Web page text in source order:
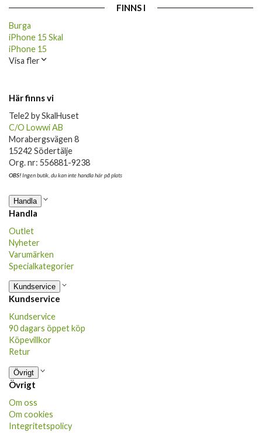
FINNS I
Burga
iPhone 15 Skal
iPhone 15
Visa fler
Här finns vi
Tele2 by SkalHuset
C/O Lowwi AB
Morabergsvägen 8
15242 Södertälje
Org. nr: 556881-9238
OBS!Ingen butik, du kan inte handla här på plats
Handla
Handla
Outlet
Nyheter
Varumärken
Specialkategorier
Kundservice
Kundservice
Kundservice
90 dagars öppet köp
Köpevillkor
Retur
Övrigt
Övrigt
Om oss
Om cookies
Integritetspolicy